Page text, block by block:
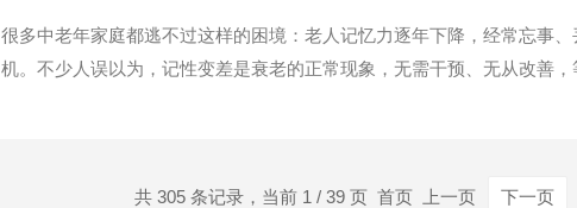
很多中老年家庭都逃不过这样的困境：老人记忆力逐年下降，经常忘事
机。不少人误以为，记性变差是衰老的正常现象，无需干预、无从改善
共 305 条记录，当前 1 / 39 页 首页 上一页 下一页